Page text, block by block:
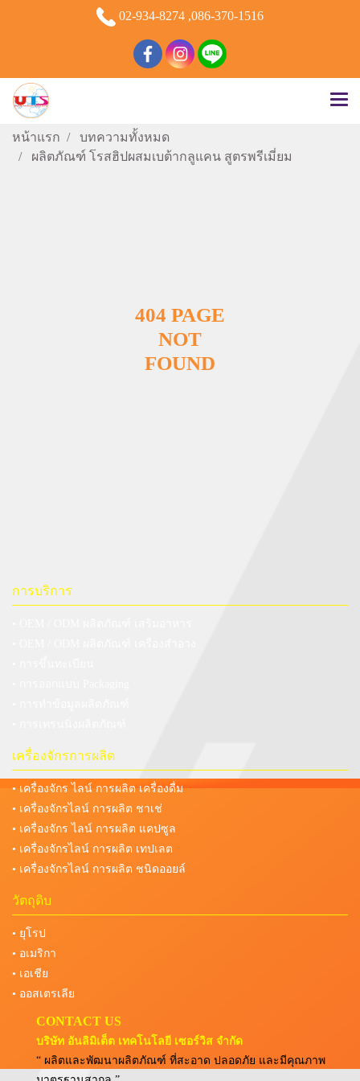
02-934-8274 ,086-370-1516
หน้าแรก
บทความทั้งหมด
ผลิตภัณฑ์ โรสฮิปผสมเบต้ากลูแคน สูตรพรีเมี่ยม
404 PAGE
NOT
FOUND
การบริการ
เครื่องจักรการผลิต
• เครื่องจักร ไลน์ การผลิต เครื่องดื่ม
• เครื่องจักรไลน์ การผลิต ชาเช่
• เครื่องจักร ไลน์ การผลิต แคปซูล
• เครื่องจักรไลน์ การผลิต เทปเลต
• เครื่องจักรไลน์ การผลิต ชนิดออยล์
วัตถุดิบ
• ยุโรป
• อเมริกา
• เอเชีย
• ออสเตรเลีย
CONTACT US
บริษัท อันลิมิเต็ต เทคโนโลยี เซอร์วิส จำกัด
“ ผลิตและพัฒนาผลิตภัณฑ์ ที่สะอาด ปลอดภัย และมีคุณภาพ